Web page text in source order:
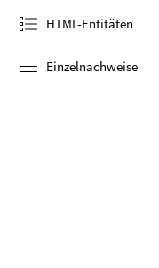
HTML-Entitäten
Einzelnachweise